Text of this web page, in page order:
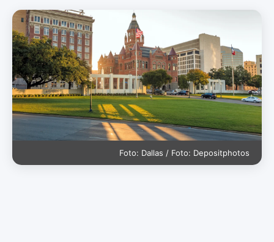
Foto: Dallas / Foto: Depositphotos